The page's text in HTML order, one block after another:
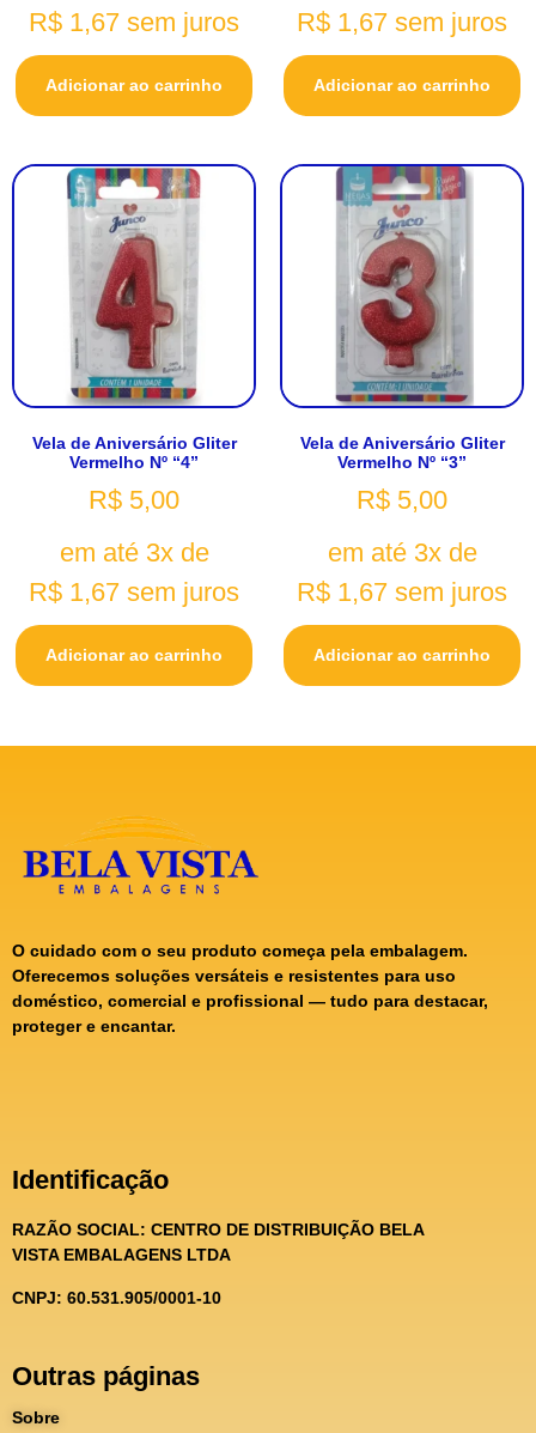
R$ 1,67 sem juros
Adicionar ao carrinho
R$ 1,67 sem juros
Adicionar ao carrinho
Vela de Aniversário Gliter
Vermelho Nº “4”
R$ 5,00
em até 3x de
R$ 1,67 sem juros
Adicionar ao carrinho
Vela de Aniversário Gliter
Vermelho Nº “3”
R$ 5,00
em até 3x de
R$ 1,67 sem juros
Adicionar ao carrinho
O cuidado com o seu produto começa pela embalagem.
Oferecemos soluções versáteis e resistentes para uso
doméstico, comercial e profissional — tudo para destacar,
proteger e encantar.
Identificação
RAZÃO SOCIAL: CENTRO DE DISTRIBUIÇÃO BELA
VISTA EMBALAGENS LTDA
CNPJ: 60.531.905/0001-10
Outras páginas
Sobre